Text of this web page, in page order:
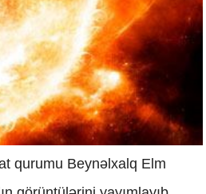
qurumu Beynəlxalq Elm